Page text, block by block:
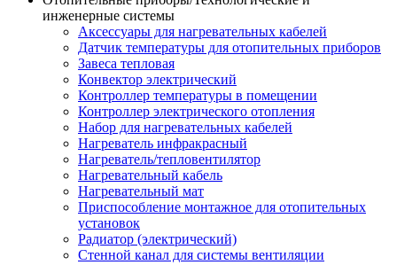
инженерные системы
Аксессуары для нагревательных кабелей
Датчик температуры для отопительных приборов
Завеса тепловая
Конвектор электрический
Контроллер температуры в помещении
Контроллер электрического отопления
Набор для нагревательных кабелей
Нагреватель инфракрасный
Нагреватель/тепловентилятор
Нагревательный кабель
Нагревательный мат
Приспособление монтажное для отопительных
установок
Радиатор (электрический)
Стенной канал для системы вентиляции